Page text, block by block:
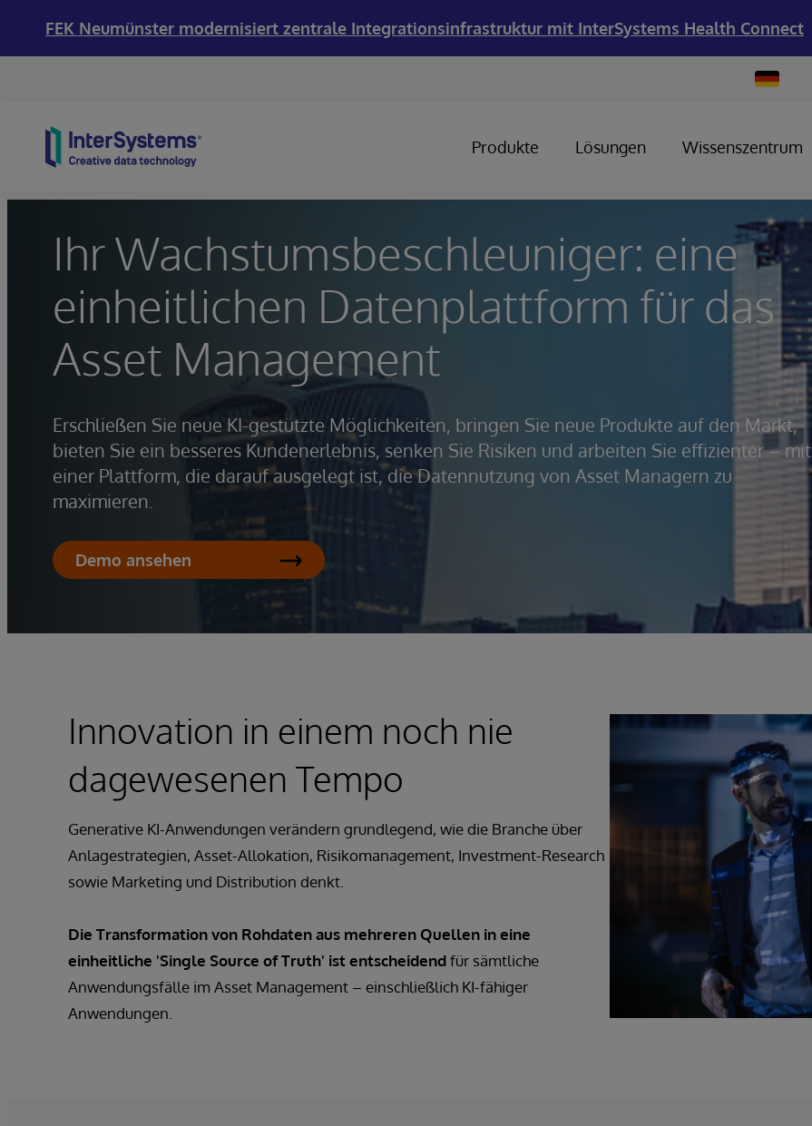
FEK Neumünster modernisiert zentrale Integrationsinfrastruktur mit InterSystems Health Connect
Change
Country
Produkte Lösungen Wissenszentrum
Ihr Wachstumsbeschleuniger: eine
einheitlichen Datenplattform für das
Asset Management
Erschließen Sie neue KI-gestützte Möglichkeiten, bringen Sie neue Produkte auf den Markt,
bieten Sie ein besseres Kundenerlebnis, senken Sie Risiken und arbeiten Sie effizienter – mit
einer Plattform, die darauf ausgelegt ist, die Datennutzung von Asset Managern zu
maximieren.
Demo ansehen
Innovation in einem noch nie
dagewesenen Tempo
Generative KI-Anwendungen verändern grundlegend, wie die Branche über
Anlagestrategien, Asset-Allokation, Risikomanagement, Investment-Research
sowie Marketing und Distribution denkt.
Die Transformation von Rohdaten aus mehreren Quellen in eine
einheitliche 'Single Source of Truth' ist entscheidendfür sämtliche
Anwendungsfälle im Asset Management – einschließlich KI-fähiger
Anwendungen.